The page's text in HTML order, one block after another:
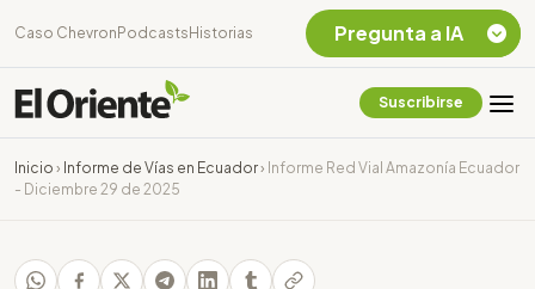
Caso Chevron Podcasts Historias
Suscribirse
Inicio › Informe de Vías en Ecuador› Informe Red Vial Amazonía Ecuador
- Diciembre 29 de 2025
Pregunta a IA
Chevron Ecuador